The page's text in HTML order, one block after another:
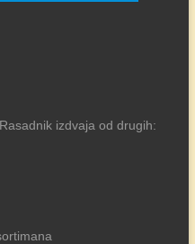
izdvaja od drugih: